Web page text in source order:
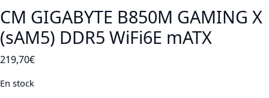
CM GIGABYTE B850M GAMING X
(sAM5) DDR5 WiFi6E mATX
219,70€
En stock